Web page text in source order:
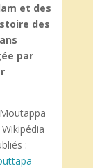
et des
des
par
: